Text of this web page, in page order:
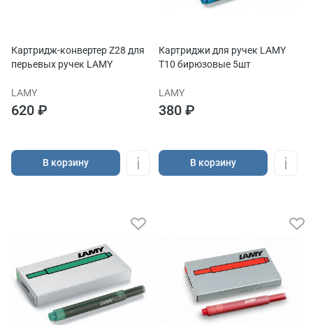
Картридж-конвертер Z28 для
перьевых ручек LAMY
LAMY
620 ₽
В корзину
Картриджи для ручек LAMY
T10 бирюзовые 5шт
LAMY
380 ₽
В корзину